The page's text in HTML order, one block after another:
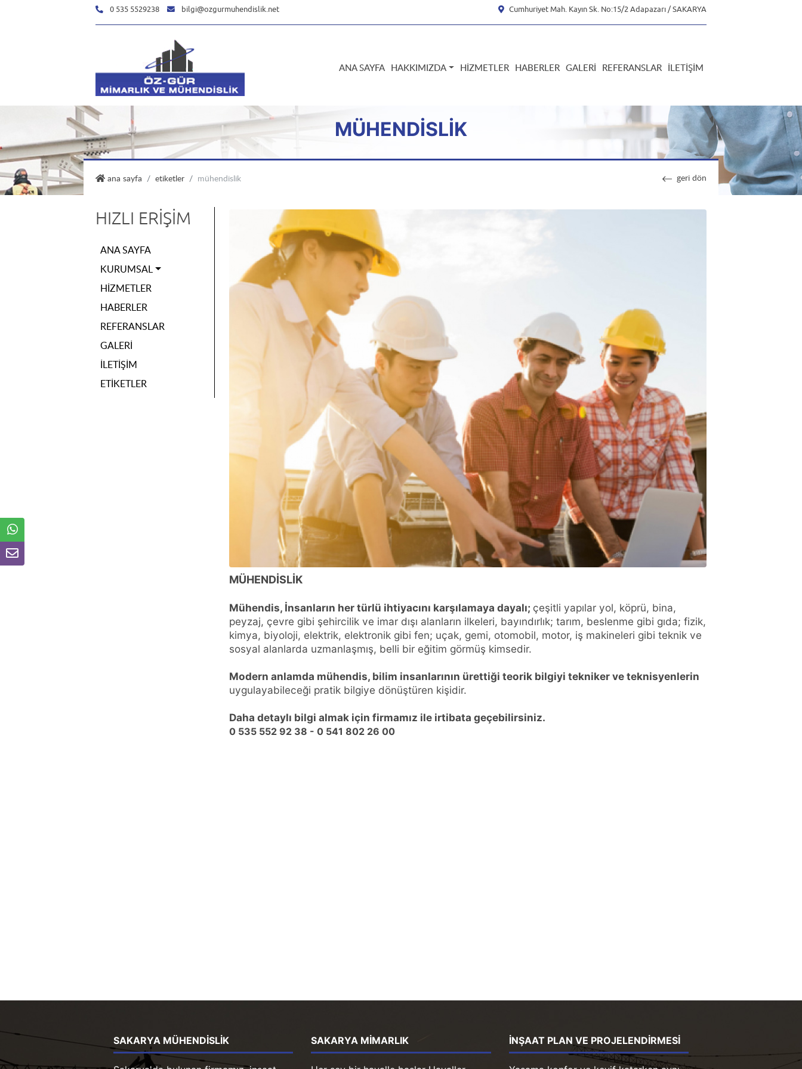
0 535 5529238 bilgi@ozgurmuhendislik.net Cumhuriyet Mah. Kayın Sk. No:15/2 Adapazarı / SAKARYA
ANA SAYFA HAKKIMIZDA HIZMETLER HABERLER GALERI REFERANSLAR İLETIŞIM
MÜHENDISLIK
ana sayfa özgür mühendislik
etiketler mühendislik geri dön
HIZLI ERIŞIM
ANA SAYFA
KURUMSAL
HIZMETLER
HABERLER
REFERANSLAR
GALERI
İLETIŞIM
ETIKETLER
MÜHENDİSLİK
Mühendis, İnsanların her türlü ihtiyacını karşılamaya dayalı; çeşitli yapılar yol, köprü, bina,
peyzaj, çevre gibi şehircilik ve imar dışı alanların ilkeleri, bayındırlık; tarım, beslenme gibi gıda; fizik,
kimya, biyoloji, elektrik, elektronik gibi fen; uçak, gemi, otomobil, motor, iş makineleri gibi teknik ve
sosyal alanlarda uzmanlaşmış, belli bir eğitim görmüş kimsedir.
Modern anlamda mühendis, bilim insanlarının ürettiği teorik bilgiyi tekniker ve teknisyenlerin
uygulayabileceği pratik bilgiye dönüştüren kişidir.
Daha detaylı bilgi almak için firmamız ile irtibata geçebilirsiniz.
0 535 552 92 38 - 0 541 802 26 00
SAKARYA MÜHENDISLIK SAKARYA MIMARLIK İNŞAAT PLAN VE PROJELENDIRMESI